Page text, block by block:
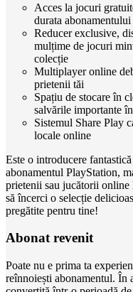
Acces la jocuri
durata abonamentului
Reducer exclusive,
mulțime de jocuri
colecție
Multiplayer online
prietenii tăi
Spațiu de stocare în
salvările importante
Sistemul Share Play
locale online
Este o introducere
abonamentul PlayStation,
prietenii sau jucătorii online
să încerci o selecție
pregătite pentru tine!
Abonat revenit
Poate nu e prima ta
reînnoiești abonamentul. În